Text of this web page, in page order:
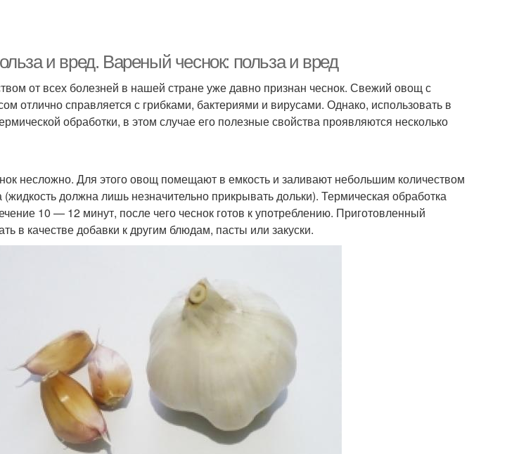
и вред. Вареный чеснок: польза и вред
от всех болезней в нашей стране уже давно признан чеснок. Свежий овощ с
отлично справляется с грибками, бактериями и вирусами. Однако, использовать в
обработки, в этом случае его полезные свойства проявляются несколько
несложно. Для этого овощ помещают в емкость и заливают небольшим количеством
должна лишь незначительно прикрывать дольки). Термическая обработка
10 — 12 минут, после чего чеснок готов к употреблению. Приготовленный
в качестве добавки к другим блюдам, пасты или закуски.